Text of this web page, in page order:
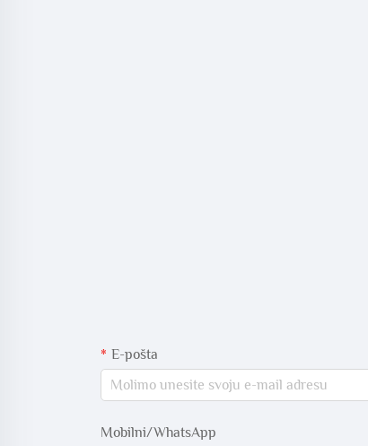
E-pošta
Mobilni/WhatsApp